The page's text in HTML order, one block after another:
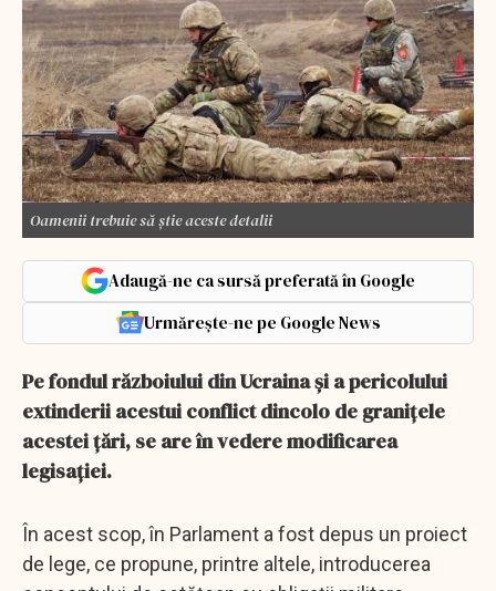
Oamenii trebuie să știe aceste detalii
Adaugă-ne ca sursă preferată în Google
Urmărește-ne pe Google News
Pe fondul războiului din Ucraina și a pericolului
extinderii acestui conflict dincolo de granițele
acestei țări, se are în vedere modificarea
legisației.
În acest scop, în Parlament a fost depus un proiect
de lege, ce propune, printre altele, introducerea